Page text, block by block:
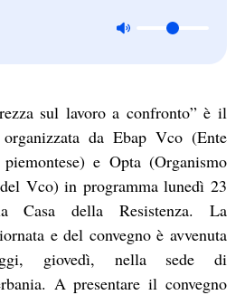
sul lavoro a confronto” è il
da Ebap Vco (Ente
e Opta (Organismo
Vco) in programma lunedì 23
Casa della Resistenza. La
e del convegno è avvenuta
giovedì, nella sede di
A presentare il convegno